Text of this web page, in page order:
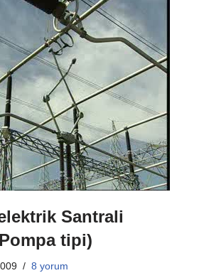
Santrali
tipi)
8 yorum